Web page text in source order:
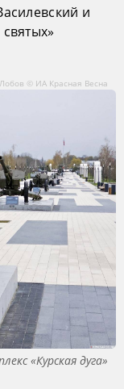
и
© ИА Красная Весна
«Курская дуга»